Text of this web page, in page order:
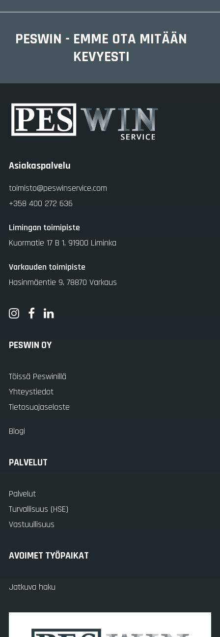
PESWIN - EMME OTA MITÄÄN
KEVYESTI
Asiakaspalvelu
toimisto@peswinservice.com
+358 400 272 636
Limingan toimipiste
Kuormatie 17 B 1, 91900 Liminka
Varkauden toimipiste
Hasinmäentie 9, 78870 Varkaus
PESWIN OY
Töissä Peswinillä
Yhteystiedot
Tietosuojaseloste
Blogi
PALVELUT
Palvelut
Turvallisuus (HSE)
Vastuullisuus
AVOIMET TYÖPAIKAT
Jatkuva haku